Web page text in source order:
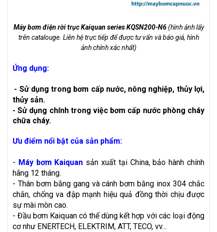
Máy bơm điện rời trục Kaiquan series KQSN200-N6(hình ảnh lấy
trên catalouge. Liên hệ trực tiếp để được tư vấn và báo giá, hình
ảnh chính xác nhất)
Ứng dụng:
- Sử dụng trong bơm cấp nước, nông nghiệp, thủy lợi,
thủy sản.
- Sử dụng chính trong việc bơm cấp nước phòng cháy
chữa cháy.
Ưu điểm nổi bật của sản phẩm:
- Máy bơm Kaiquan sản xuất tại China, bảo hành chính
hãng 12 tháng.
- Thân bơm bằng gang và cánh bơm bằng inox 304 chắc
chắn, chống va đập mạnh hiệu quả đồng thời chịu được
sự mài mòn cao.
- Đầu bơm Kaiquan có thể dùng kết hợp với các loại động
cơ như ENERTECH, ELEKTRIM, ATT, TECO, vv...